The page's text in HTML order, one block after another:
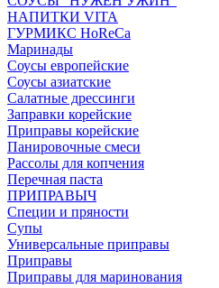
НАПИТКИ VITA
ГУРМИКС HoReCa
Маринады
Соусы европейские
Соуcы азиатские
Салатные дрессинги
Заправки корейские
Приправы корейские
Панировочные смеси
Рассолы для копчения
Перечная паста
ПРИПРАВЫЧ
Специи и пряности
Супы
Универсальные приправы
Приправы
Приправы для маринования